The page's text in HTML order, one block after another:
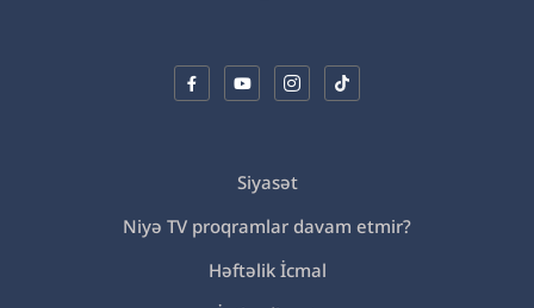
Siyasət
Niyə TV proqramlar davam etmir?
Həftəlik İcmal